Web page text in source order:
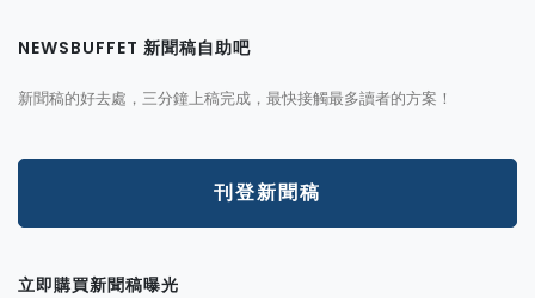
NEWSBUFFET 新聞稿自助吧
新聞稿的好去處，三分鐘上稿完成，最快接觸最多讀者的方案！
刊登新聞稿
立即購買新聞稿曝光